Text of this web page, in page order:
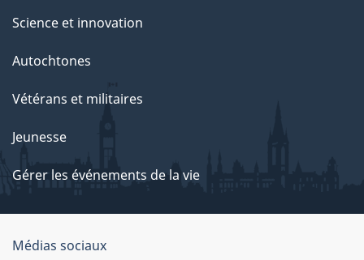
Science et innovation
Autochtones
Vétérans et militaires
Jeunesse
Gérer les événements de la vie
Organisation
Médias sociaux